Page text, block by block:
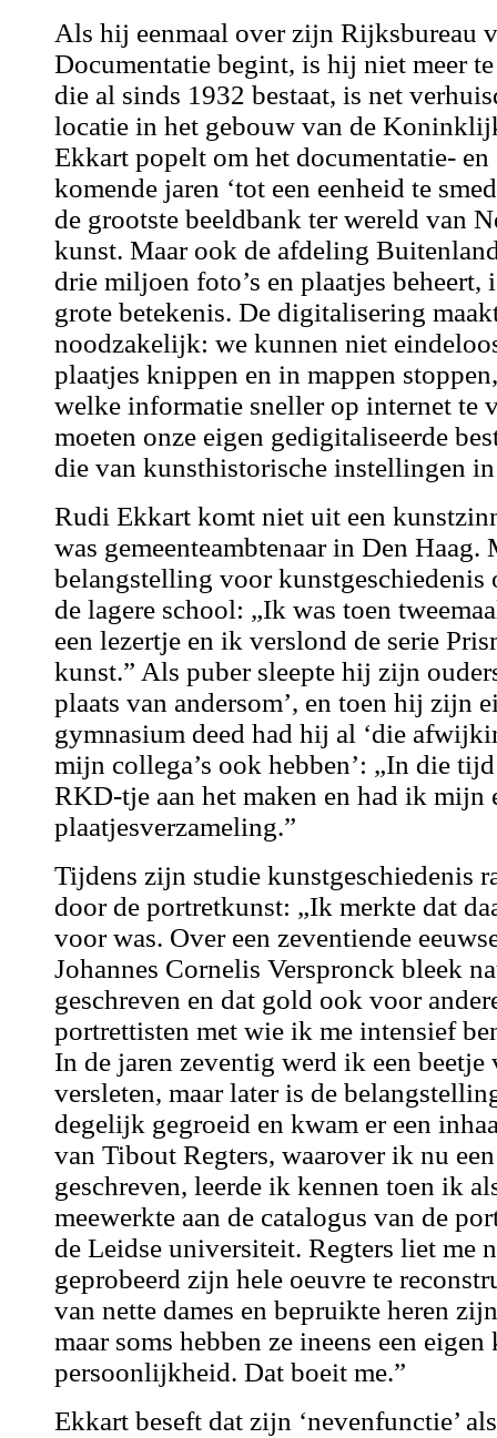
Als hij eenmaal over zijn Rijksbureau
Documentatie begint, is hij niet meer
die al sinds 1932 bestaat, is net
locatie in het gebouw van de
Ekkart popelt om het documentatie-
komende jaren ‘tot een eenheid te
de grootste beeldbank ter wereld van
kunst. Maar ook de afdeling
drie miljoen foto’s en plaatjes beheert,
grote betekenis. De digitalisering
noodzakelijk: we kunnen niet
plaatjes knippen en in mappen
welke informatie sneller op internet te
moeten onze eigen gedigitaliseerde
die van kunsthistorische instellingen
Rudi Ekkart komt niet uit een
was gemeenteambtenaar in Den Haag.
belangstelling voor kunstgeschiedenis
de lagere school: „Ik was toen
een lezertje en ik verslond de serie
kunst.” Als puber sleepte hij zijn
plaats van andersom’, en toen hij zijn
gymnasium deed had hij al ‘die
mijn collega’s ook hebben’: „In die
RKD-tje aan het maken en had ik mijn
plaatjesverzameling.”
Tijdens zijn studie kunstgeschiedenis
door de portretkunst: „Ik merkte dat
voor was. Over een zeventiende
Johannes Cornelis Verspronck bleek
geschreven en dat gold ook voor
portrettisten met wie ik me intensief
In de jaren zeventig werd ik een
versleten, maar later is de
degelijk gegroeid en kwam er een
van Tibout Regters, waarover ik nu
geschreven, leerde ik kennen toen ik
meewerkte aan de catalogus van de
de Leidse universiteit. Regters liet me
geprobeerd zijn hele oeuvre te
van nette dames en bepruikte heren
maar soms hebben ze ineens een eigen
persoonlijkheid. Dat boeit me.”
Ekkart beseft dat zijn ‘nevenfunctie’